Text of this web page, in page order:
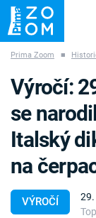
ZÁHADY
Témata
Prima Zoom ■
VÝROČÍ
29.
Výročí:
se
Italský
na